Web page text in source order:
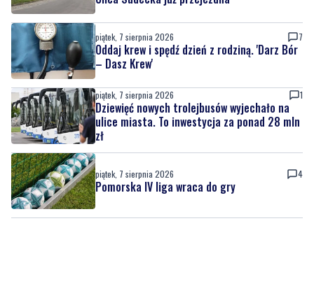
piątek, 7 sierpnia 2026 7
Oddaj krew i spędź dzień z rodziną. 'Darz Bór
– Dasz Krew'
piątek, 7 sierpnia 2026 1
Dziewięć nowych trolejbusów wyjechało na
ulice miasta. To inwestycja za ponad 28 mln
zł
piątek, 7 sierpnia 2026 4
Pomorska IV liga wraca do gry